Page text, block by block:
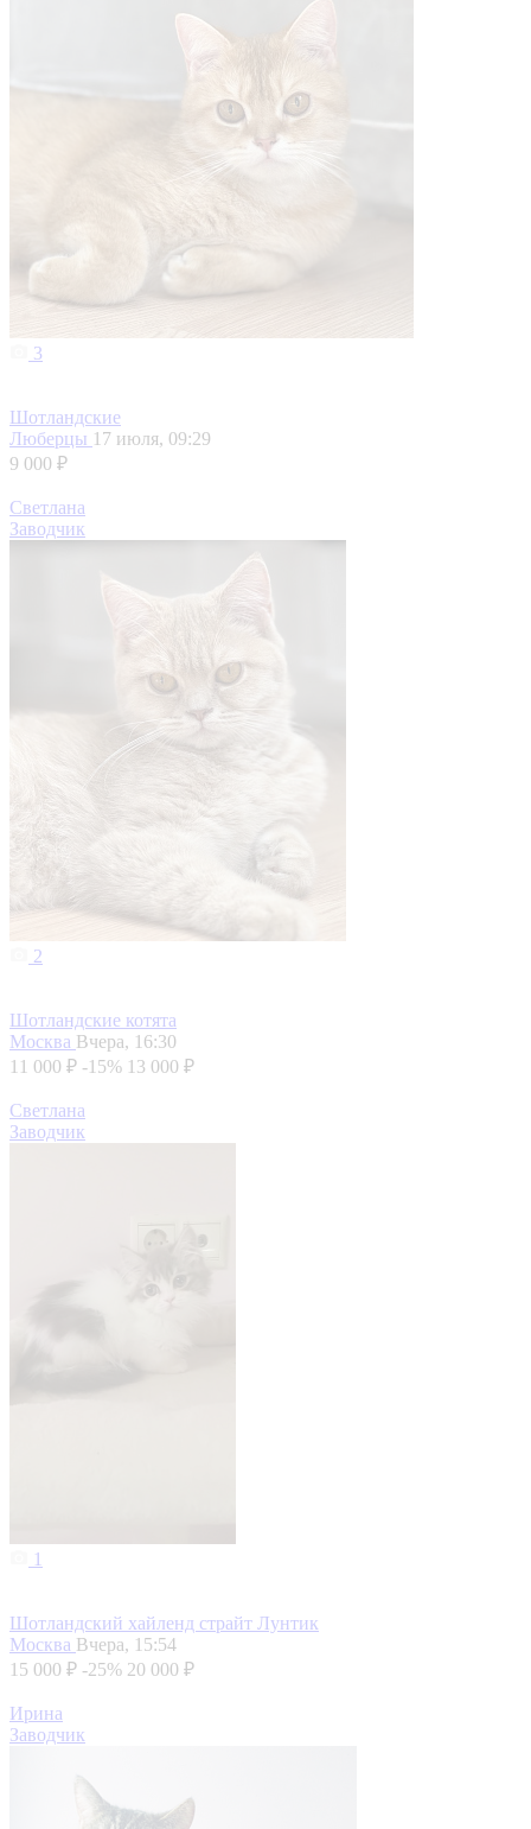
3
Шотландские
Люберцы 17 июля, 09:29
9 000 ₽
Светлана
Заводчик
2
Шотландские котята
Москва Вчера, 16:30
11 000 ₽ -15% 13 000 ₽
Светлана
Заводчик
1
Шотландский хайленд страйт Лунтик
Москва Вчера, 15:54
15 000 ₽ -25% 20 000 ₽
Ирина
Заводчик